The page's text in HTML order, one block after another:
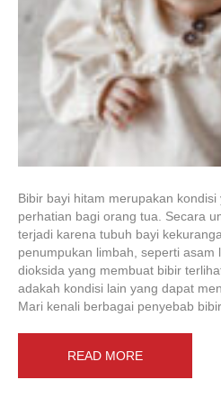
Bibir bayi hitam merupakan
perhatian bagi orang tua. Secara
terjadi karena tubuh bayi
penumpukan limbah, seperti asam
dioksida yang membuat bibir
adakah kondisi lain yang dapat
Mari kenali berbagai penyebab
READ MORE